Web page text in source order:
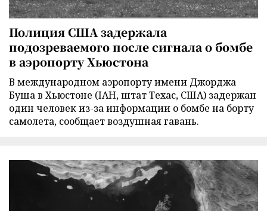
Полиция США задержала
подозреваемого после сигнала о бомбе
в аэропорту Хьюстона
В международном аэропорту имени Джорджа
Буша в Хьюстоне (IAH, штат Техас, США) задержан
один человек из-за информации о бомбе на борту
самолета, сообщает воздушная гавань.